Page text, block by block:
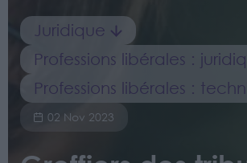
Juridique
Professions libérales :
Professions libérales :
02 Nov 2023